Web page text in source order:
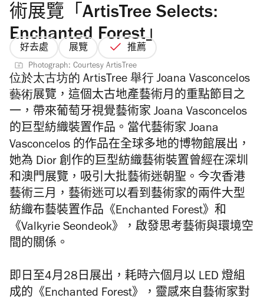
術展覽「ArtisTree Selects:
Enchanted Forest」
好去處 展覽 推薦
Photograph: Courtesy ArtisTree
位於太古坊的 ArtisTree 舉行 Joana Vasconcelos
藝術展覽，這個太古地產藝術月的重點節目之
一，帶來葡萄牙視覺藝術家 Joana Vasconcelos
的巨型紡織裝置作品。當代藝術家 Joana
Vasconcelos 的作品在全球多地的博物館展出，
她為 Dior 創作的巨型紡織藝術裝置曾經在深圳
和澳門展覽，吸引大批藝術迷朝聖。今次香港
藝術三月，藝術迷可以看到藝術家的兩件大型
紡織布藝裝置作品《Enchanted Forest》和
《Valkyrie Seondeok》，啟發思考藝術與環境空
間的關係。
即日至4月28日展出，耗時六個月以 LED 燈組
成的《Enchanted Forest》，靈感來自藝術家對